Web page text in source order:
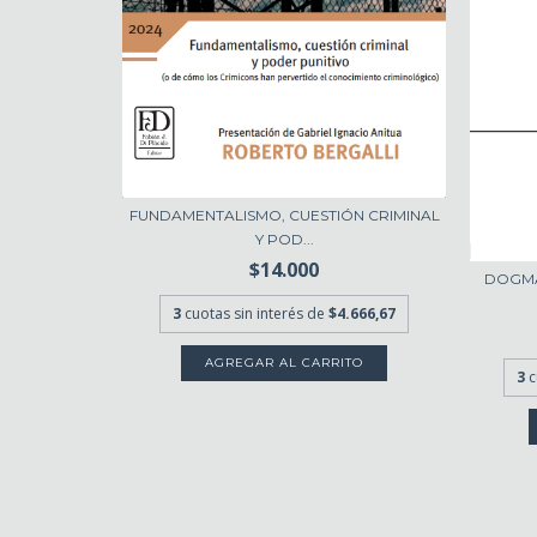
FUNDAMENTALISMO, CUESTIÓN CRIMINAL
Y POD...
$14.000
3 cuotas sin interés de $4.666,67
3